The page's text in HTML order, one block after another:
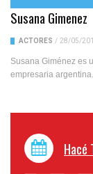
Susana Gimenez
ACTORES / 28/05/
Susana Giménez es
empresaria
Hacé